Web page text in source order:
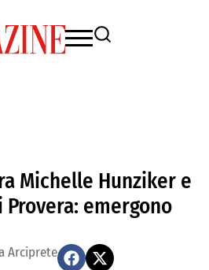
Michelle Hunziker e
emergono
Arciprete